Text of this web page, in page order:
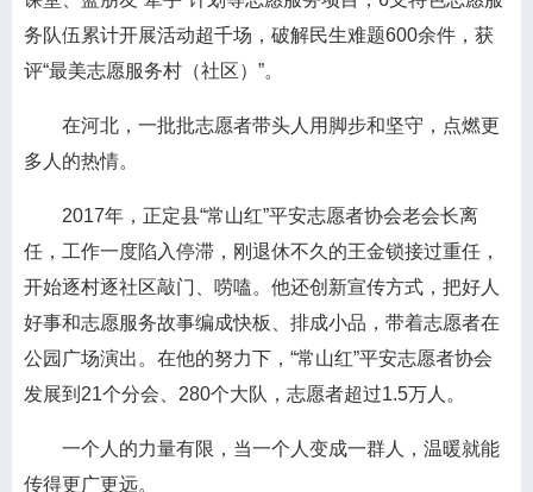
务队伍累计开展活动超千场，破解民生难题600余件，获
评“最美志愿服务村（社区）”。
在河北，一批批志愿者带头人用脚步和坚守，点燃更
多人的热情。
2017年，正定县“常山红”平安志愿者协会老会长离
任，工作一度陷入停滞，刚退休不久的王金锁接过重任，
开始逐村逐社区敲门、唠嗑。他还创新宣传方式，把好人
好事和志愿服务故事编成快板、排成小品，带着志愿者在
公园广场演出。在他的努力下，“常山红”平安志愿者协会
发展到21个分会、280个大队，志愿者超过1.5万人。
一个人的力量有限，当一个人变成一群人，温暖就能
传得更广更远。